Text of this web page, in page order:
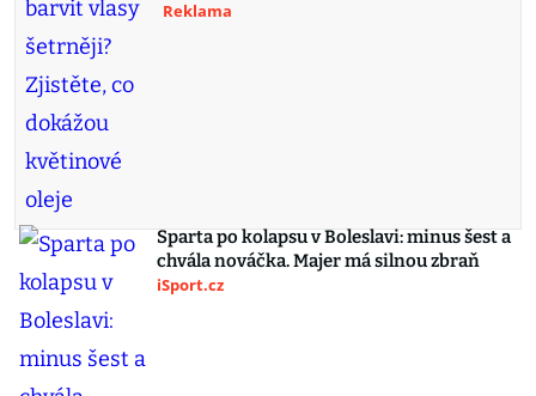
Reklama
Sparta po kolapsu v Boleslavi: minus šest a
chvála nováčka. Majer má silnou zbraň
iSport.cz